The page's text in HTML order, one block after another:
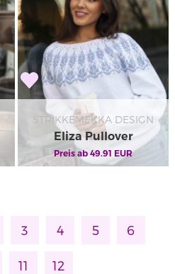
STRIKKEMEKKA DESIGN
Eliza Pullover
Preis ab 49.91 EUR
3 4 5 6
11 12